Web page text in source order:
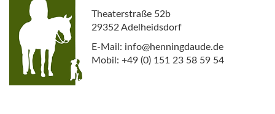
Theaterstraße 52b
29352 Adelheidsdorf
E-Mail: info@henningdaude.de
Mobil: +49 (0) 151 23 58 59 54